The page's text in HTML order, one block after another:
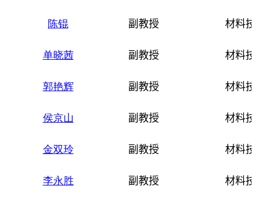
陈锟 副教授 材料技术
单晓茜 副教授 材料技术
郭艳辉 副教授 材料技术
侯京山 副教授 材料技术
金双玲 副教授 材料技术
李永胜 副教授 材料技术